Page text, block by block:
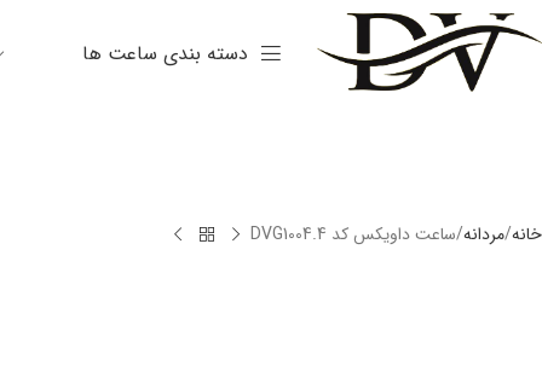
دسته بندی ساعت ها
خانه مردانه ساعت داویکس کد DVG1004.4